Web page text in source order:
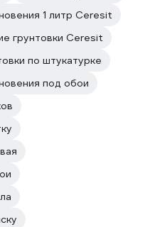
1 литр Ceresit
грунтовки Ceresit
по штукатурке
под обои